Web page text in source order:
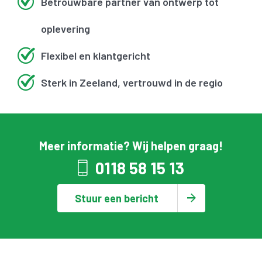
oplevering
Flexibel en klantgericht
Sterk in Zeeland, vertrouwd in de regio
Meer informatie? Wij helpen graag!
0118 58 15 13
Stuur een bericht